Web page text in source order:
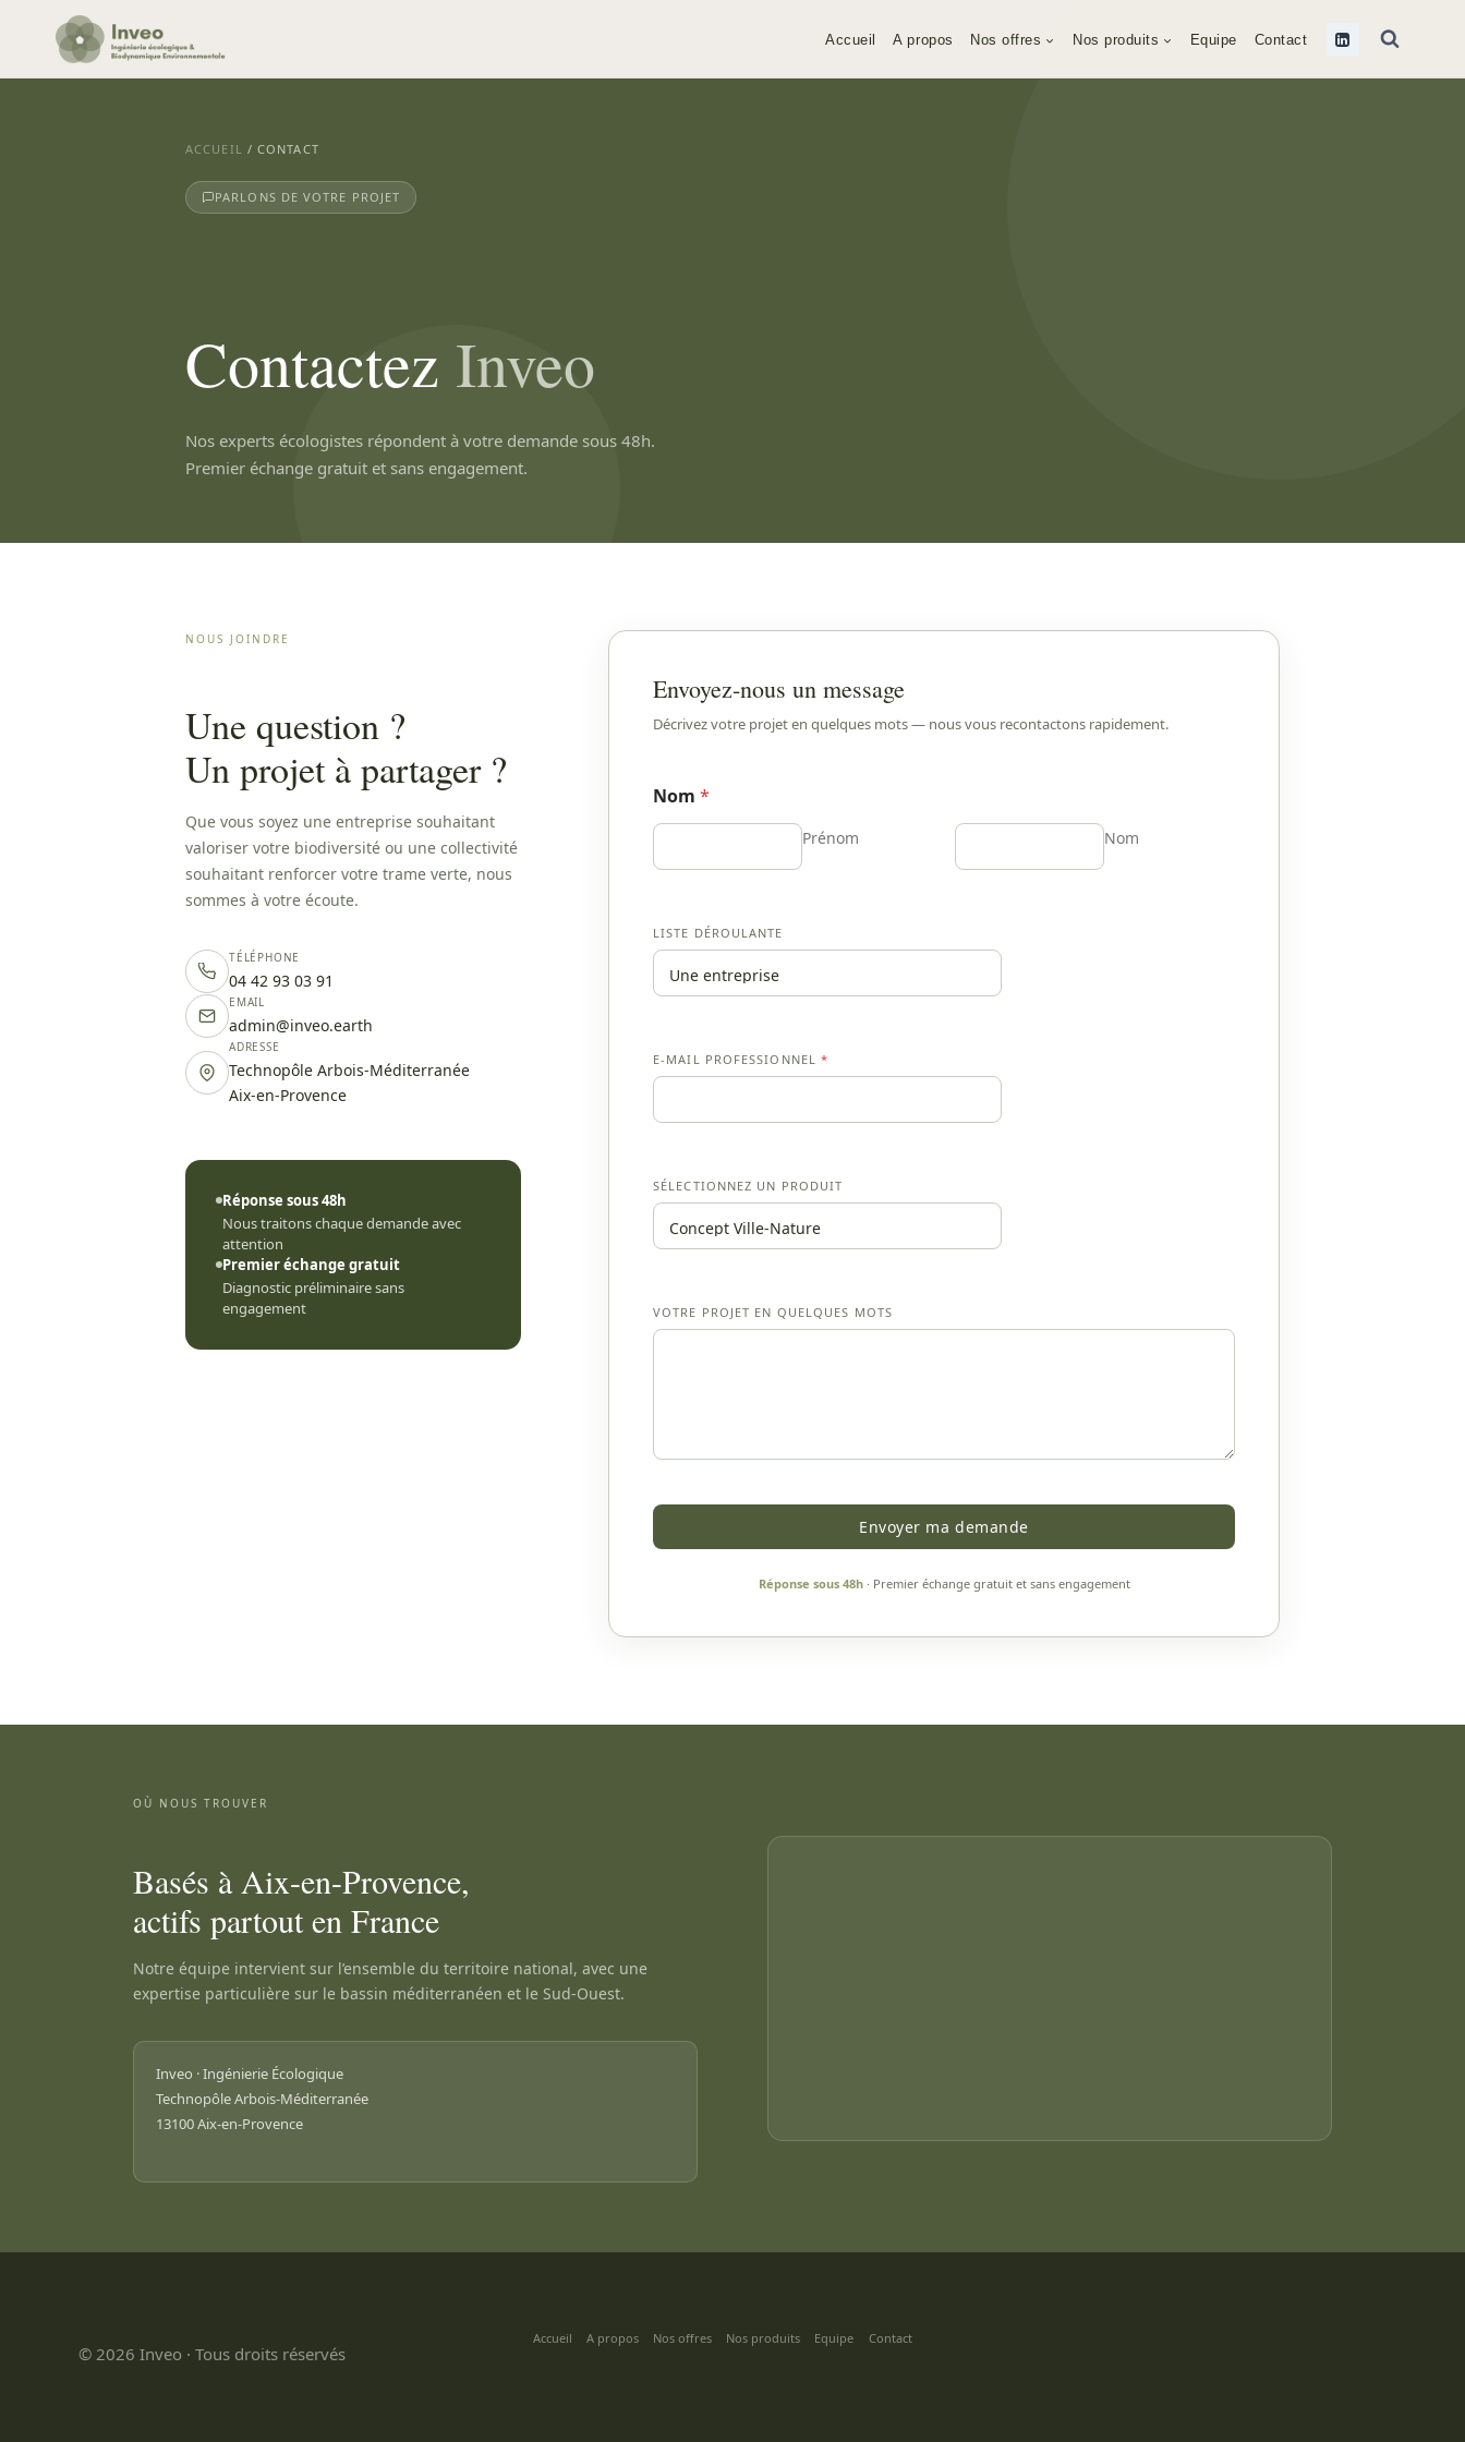
Accueil A propos Nos offres Nos produits Equipe Contact
ACCUEIL / CONTACT
PARLONS DE VOTRE PROJET
Contactez Inveo
Nos experts écologistes répondent à votre demande sous 48h.
Premier échange gratuit et sans engagement.
NOUS JOINDRE
Une question ?
Un projet à partager ?
Que vous soyez une entreprise souhaitant
valoriser votre biodiversité ou une collectivité
souhaitant renforcer votre trame verte, nous
sommes à votre écoute.
TÉLÉPHONE
04 42 93 03 91
EMAIL
admin@inveo.earth
ADRESSE
Technopôle Arbois-Méditerranée
Aix-en-Provence
Réponse sous 48h
Nous traitons chaque demande avec
attention
Premier échange gratuit
Diagnostic préliminaire sans
engagement
Envoyez-nous un message
Décrivez votre projet en quelques mots — nous vous recontactons rapidement.
Nom *
Prénom Nom
LISTE DÉROULANTE
R
O
E
I
O
N
L
I
T
E-MAIL PROFESSIONNEL*
SÉLECTIONNEZ UN PRODUIT
VOTRE PROJET EN QUELQUES MOTS
Envoyer ma demande
Réponse sous 48h· Premier échange gratuit et sans engagement
OÙ NOUS TROUVER
Basés à Aix-en-Provence,
actifs partout en France
Notre équipe intervient sur l’ensemble du territoire national, avec une
expertise particulière sur le bassin méditerranéen et le Sud-Ouest.
Inveo · Ingénierie Écologique
Technopôle Arbois-Méditerranée
13100 Aix-en-Provence
© 2026 Inveo · Tous droits réservés
Accueil A propos Nos offres Nos produits Equipe Contact